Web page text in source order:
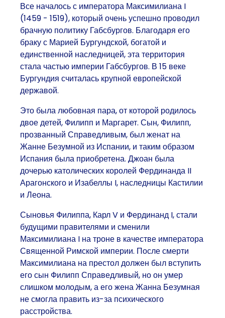
Все началось с императора Максимилиана I
(1459 - 1519), который очень успешно проводил
брачную политику Габсбургов. Благодаря его
браку с Марией Бургундской, богатой и
единственной наследницей, эта территория
стала частью империи Габсбургов. В 15 веке
Бургундия считалась крупной европейской
державой.
Это была любовная пара, от которой родилось
двое детей, Филипп и Маргарет. Сын, Филипп,
прозванный Справедливым, был женат на
Жанне Безумной из Испании, и таким образом
Испания была приобретена. Джоан была
дочерью католических королей Фердинанда II
Арагонского и Изабеллы I, наследницы Кастилии
и Леона.
Сыновья Филиппа, Карл V и Фердинанд I, стали
будущими правителями и сменили
Максимилиана I на троне в качестве императора
Священной Римской империи. После смерти
Максимилиана на престол должен был вступить
его сын Филипп Справедливый, но он умер
слишком молодым, а его жена Жанна Безумная
не смогла править из-за психического
расстройства.